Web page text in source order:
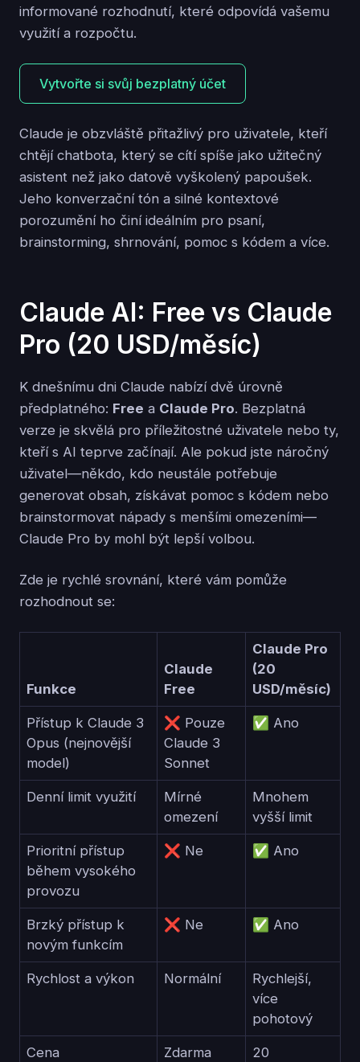
informované rozhodnutí, které odpovídá vašemu
využití a rozpočtu.
Vytvořte si svůj bezplatný účet
Claude je obzvláště přitažlivý pro uživatele, kteří
chtějí chatbota, který se cítí spíše jako užitečný
asistent než jako datově vyškolený papoušek.
Jeho konverzační tón a silné kontextové
porozumění ho činí ideálním pro psaní,
brainstorming, shrnování, pomoc s kódem a více.
Claude AI: Free vs Claude
Pro (20 USD/měsíc)
K dnešnímu dni Claude nabízí dvě úrovně
předplatného: Free a Claude Pro. Bezplatná
verze je skvělá pro příležitostné uživatele nebo ty,
kteří s AI teprve začínají. Ale pokud jste náročný
uživatel—někdo, kdo neustále potřebuje
generovat obsah, získávat pomoc s kódem nebo
brainstormovat nápady s menšími omezeními—
Claude Pro by mohl být lepší volbou.
Zde je rychlé srovnání, které vám pomůže
rozhodnout se:
Funkce
Claude
Free
Claude Pro
(20
USD/měsíc)
Přístup k Claude 3
Opus (nejnovější
model)
❌ Pouze
Claude 3
Sonnet
✅ Ano
Denní limit využití
Mírné
omezení
Mnohem
vyšší limit
Prioritní přístup
během vysokého
provozu
❌ Ne ✅ Ano
Brzký přístup k
novým funkcím
❌ Ne ✅ Ano
Rychlost a výkon Normální
Rychlejší,
více
pohotový
Cena Zdarma
20